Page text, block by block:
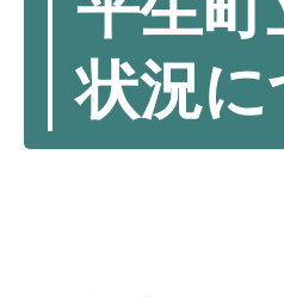
状況に